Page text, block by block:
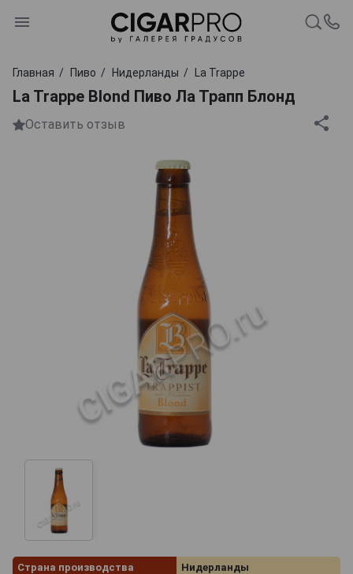
Главная Пиво Нидерланды La Trappe
La Trappe Blond Пиво Ла Трапп Блонд
Оставить отзыв
Страна производства
Нидерланды